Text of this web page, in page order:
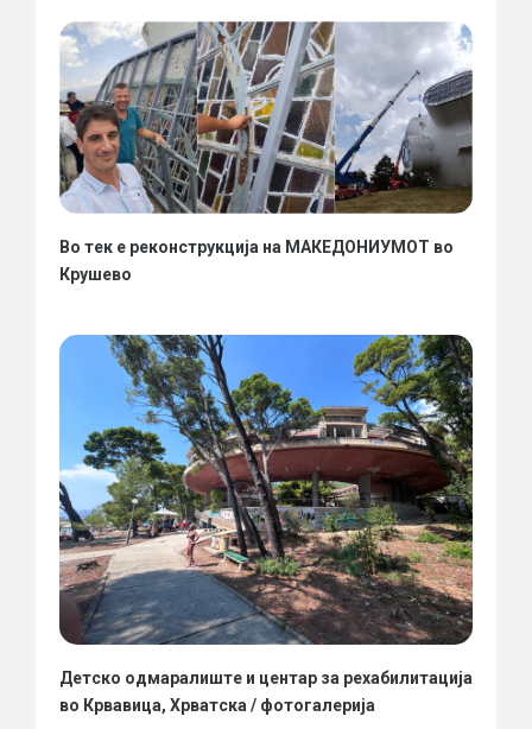
Во тек е реконструкција на МАКЕДОНИУМОТ во
Крушево
Детско одмаралиште и центар за рехабилитација
во Крвавица, Хрватска / фотогалерија